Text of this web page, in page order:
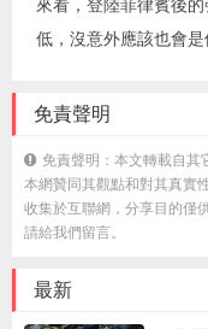
來看，登陸菲律賓後
低，沒意外應該也會是
免責聲明
免責聲明：本文轉載自其
本網贊同其觀點和對其真實
收集於互聯網，分享目的僅
請給我們留言。
最新